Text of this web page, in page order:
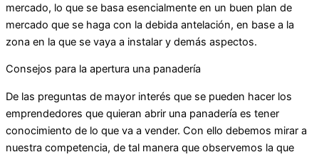
mercado, lo que se basa esencialmente en un buen plan de
mercado que se haga con la debida antelación, en base a la
zona en la que se vaya a instalar y demás aspectos.
Consejos para la apertura una panadería
De las preguntas de mayor interés que se pueden hacer los
emprendedores que quieran abrir una panadería es tener
conocimiento de lo que va a vender. Con ello debemos mirar a
nuestra competencia, de tal manera que observemos la que